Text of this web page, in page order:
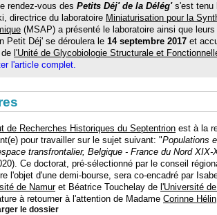
rendez-vous des Petits Déj' de la Délég's'est tenu
directrice du laboratoire Miniaturisation pour la
(MSAP) a présenté le laboratoire ainsi que
Petit Déj' se déroulera le 14 septembre 2017 et
l'Unité de Glycobiologie Structurale et
l'article complet.
de Recherches Historiques du Septentrion est à la
pour travailler sur le sujet suivant: "Populations
transfrontalier, Belgique - France du Nord XIX-
Ce doctorat, pré-sélectionné par le conseil
l'objet d'une demi-bourse, sera co-encadré par
de Namuret Béatrice Touchelay de l'Université
à retourner à l'attention de Madame Corinne Hélin
le dossier